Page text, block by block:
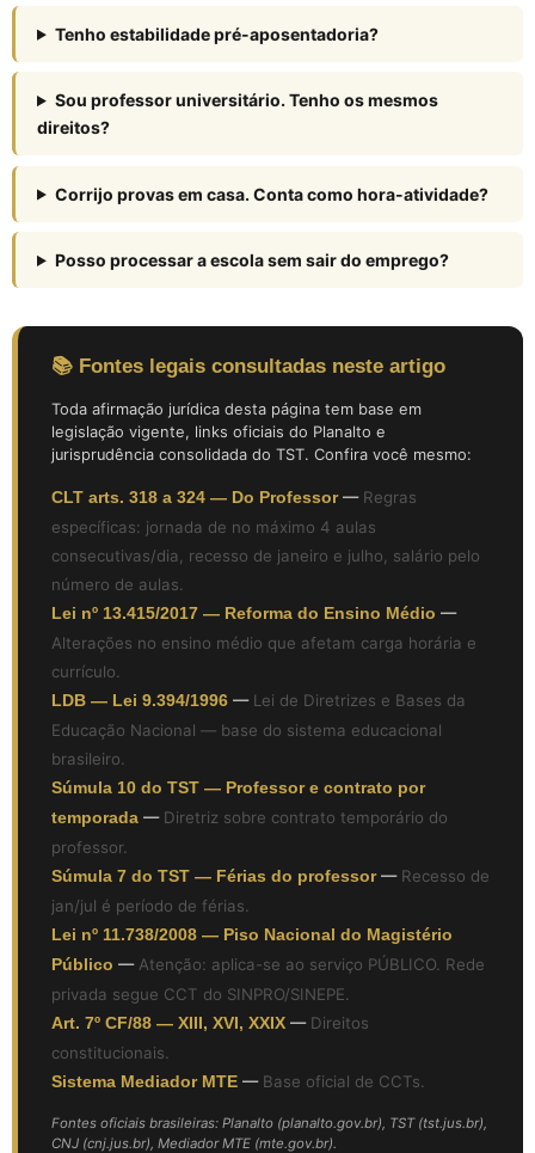
Tenho estabilidade pré-aposentadoria?
Sou professor universitário. Tenho os mesmos
direitos?
Corrijo provas em casa. Conta como hora-atividade?
Posso processar a escola sem sair do emprego?
📚 Fontes legais consultadas neste artigo
Toda afirmação jurídica desta página tem base em
legislação vigente, links oficiais do Planalto e
jurisprudência consolidada do TST. Confira você mesmo:
CLT arts. 318 a 324 — Do Professor— Regras
específicas: jornada de no máximo 4 aulas
consecutivas/dia, recesso de janeiro e julho, salário pelo
número de aulas.
Lei nº 13.415/2017 — Reforma do Ensino Médio —
Alterações no ensino médio que afetam carga horária e
currículo.
LDB — Lei 9.394/1996 — Lei de Diretrizes e Bases da
Educação Nacional — base do sistema educacional
brasileiro.
Súmula 10 do TST — Professor e contrato por
temporada — Diretriz sobre contrato temporário do
professor.
Súmula 7 do TST — Férias do professor— Recesso de
jan/jul é período de férias.
Lei nº 11.738/2008 — Piso Nacional do Magistério
Público — Atenção: aplica-se ao serviço PÚBLICO. Rede
privada segue CCT do SINPRO/SINEPE.
Art. 7º CF/88 — XIII, XVI, XXIX — Direitos
constitucionais.
Sistema Mediador MTE — Base oficial de CCTs.
Fontes oficiais brasileiras: Planalto (planalto.gov.br), TST (tst.jus.br),
CNJ (cnj.jus.br), Mediador MTE (mte.gov.br).